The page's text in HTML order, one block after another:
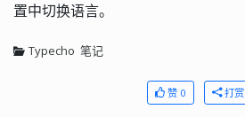
置中切换语言。
Typecho 笔记
赞 0 打赏